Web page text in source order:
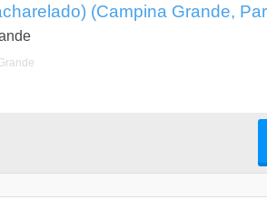
(Campina Grande,